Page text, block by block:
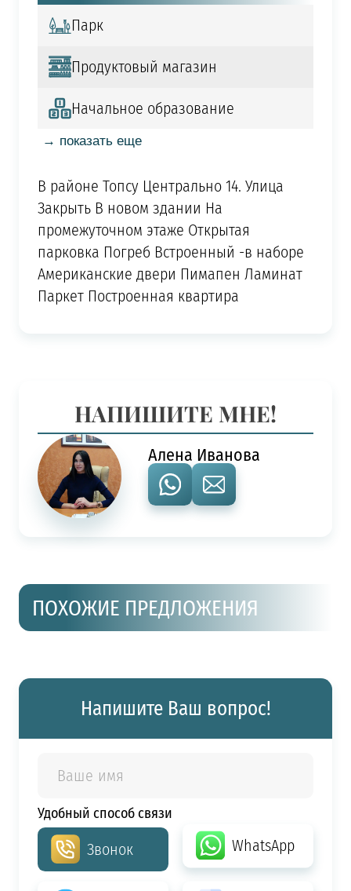
Парк
Продуктовый магазин
Начальное образование
→ показать еще
В районе Топсу Центрально 14. Улица
Закрыть В новом здании На
промежуточном этаже Открытая
парковка Погреб Встроенный -в наборе
Американские двери Пимапен Ламинат
Паркет Построенная квартира
НАПИШИТЕ МНЕ!
Алена Иванова
ПОХОЖИЕ ПРЕДЛОЖЕНИЯ
Напишите Ваш вопрос!
Удобный способ связи
Звонок WhatsApp